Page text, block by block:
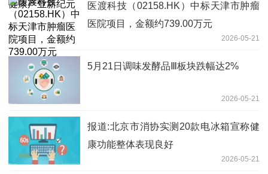
医渡科技（02158.HK）中标天津市肿瘤
医院项目，金额约739.00万元
2026-05-21
5月21日调味发酵品Ⅲ板块跌幅达2%
2026-05-21
报道:北京市消协实测20款电冰箱宣称健
康功能整体表现良好
2026-05-21